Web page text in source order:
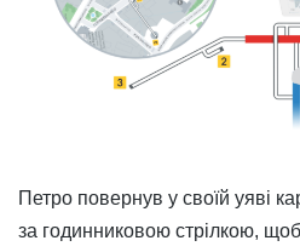
Петро повернув у своїй уяві
за годинниковою стрілкою,